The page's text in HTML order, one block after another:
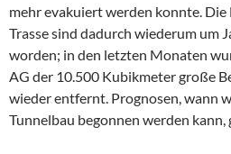
mehr evakuiert werden konnte.
Trasse sind dadurch wiederum um
worden; in den letzten Monaten
AG der 10.500 Kubikmeter große
wieder entfernt. Prognosen, wann
Tunnelbau begonnen werden kann,